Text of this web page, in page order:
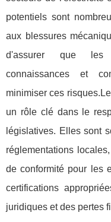
potentiels sont
aux blessures
d'assurer que les
connaissances et
minimiser ces
un rôle clé dans le
législatives. Elles sont
réglementations
de conformité pour les
certifications
juridiques et des pertes